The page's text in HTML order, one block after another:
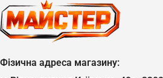
Фізична адреса магазину: